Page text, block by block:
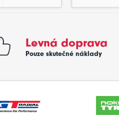
Levná doprava
Pouze skutečné náklady